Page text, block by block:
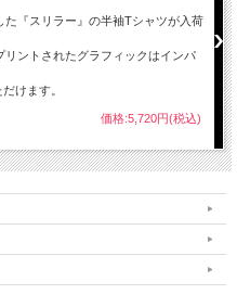
た『スリラー』の半袖Tシャツが入荷
リントされたグラフィックはインパ
けます。
価格:5,720円(税込)